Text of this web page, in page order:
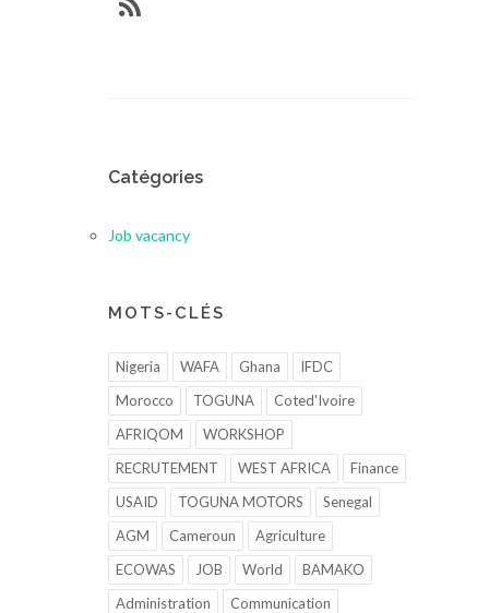
Catégories
Job vacancy
MOTS-CLÉS
Nigeria WAFA Ghana
IFDC
Morocco
TOGUNA
Coted'Ivoire
AFRIQOM
WORKSHOP
RECRUTEMENT
WEST AFRICA
Finance
USAID
TOGUNA MOTORS
Senegal
AGM
Cameroun
Agriculture
ECOWAS
JOB World
BAMAKO
Administration
Communication